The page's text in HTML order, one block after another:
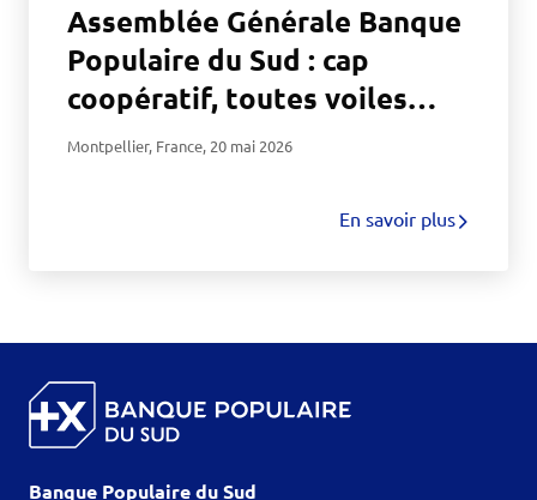
Assemblée Générale Banque
Populaire du Sud : cap
coopératif, toutes voiles
dehors avec le Maxi Trimaran
Montpellier, France, 20 mai 2026
En savoir plus
Banque Populaire du Sud